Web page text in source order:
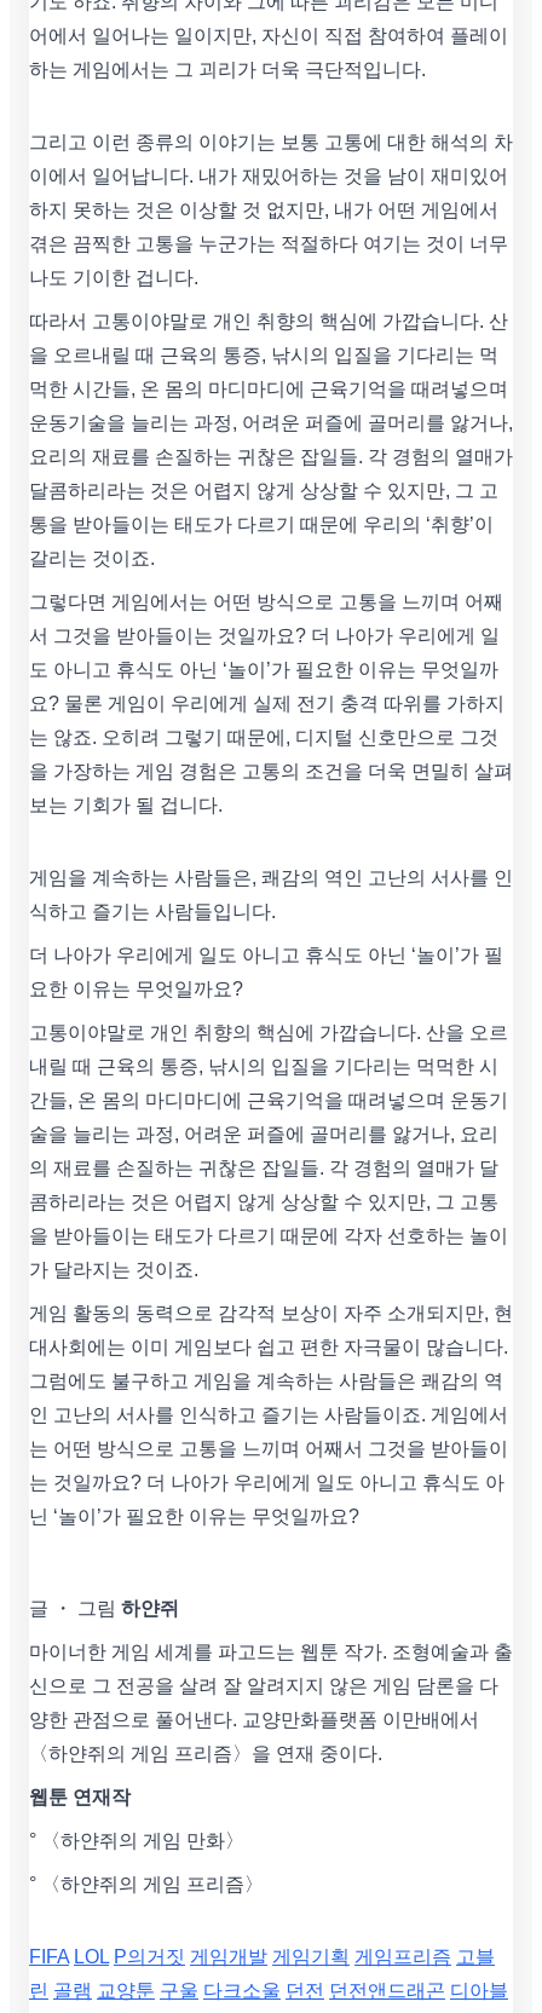
어에서 일어나는 일이지만, 자신이 직접 참여하여 플레이
하는 게임에서는 그 괴리가 더욱 극단적입니다.
그리고 이런 종류의 이야기는 보통 고통에 대한 해석의 차
이에서 일어납니다. 내가 재밌어하는 것을 남이 재미있어
하지 못하는 것은 이상할 것 없지만, 내가 어떤 게임에서
겪은 끔찍한 고통을 누군가는 적절하다 여기는 것이 너무
나도 기이한 겁니다.
따라서 고통이야말로 개인 취향의 핵심에 가깝습니다. 산
을 오르내릴 때 근육의 통증, 낚시의 입질을 기다리는 먹
먹한 시간들, 온 몸의 마디마디에 근육기억을 때려넣으며
운동기술을 늘리는 과정, 어려운 퍼즐에 골머리를 앓거나,
요리의 재료를 손질하는 귀찮은 잡일들. 각 경험의 열매가
달콤하리라는 것은 어렵지 않게 상상할 수 있지만, 그 고
통을 받아들이는 태도가 다르기 때문에 우리의 ‘취향’이
갈리는 것이죠.
그렇다면 게임에서는 어떤 방식으로 고통을 느끼며 어째
서 그것을 받아들이는 것일까요? 더 나아가 우리에게 일
도 아니고 휴식도 아닌 ‘놀이’가 필요한 이유는 무엇일까
요? 물론 게임이 우리에게 실제 전기 충격 따위를 가하지
는 않죠. 오히려 그렇기 때문에, 디지털 신호만으로 그것
을 가장하는 게임 경험은 고통의 조건을 더욱 면밀히 살펴
보는 기회가 될 겁니다.
게임을 계속하는 사람들은, 쾌감의 역인 고난의 서사를 인
식하고 즐기는 사람들입니다.
더 나아가 우리에게 일도 아니고 휴식도 아닌 ‘놀이’가 필
요한 이유는 무엇일까요?
고통이야말로 개인 취향의 핵심에 가깝습니다. 산을 오르
내릴 때 근육의 통증, 낚시의 입질을 기다리는 먹먹한 시
간들, 온 몸의 마디마디에 근육기억을 때려넣으며 운동기
술을 늘리는 과정, 어려운 퍼즐에 골머리를 앓거나, 요리
의 재료를 손질하는 귀찮은 잡일들. 각 경험의 열매가 달
콤하리라는 것은 어렵지 않게 상상할 수 있지만, 그 고통
을 받아들이는 태도가 다르기 때문에 각자 선호하는 놀이
가 달라지는 것이죠.
게임 활동의 동력으로 감각적 보상이 자주 소개되지만, 현
대사회에는 이미 게임보다 쉽고 편한 자극물이 많습니다.
그럼에도 불구하고 게임을 계속하는 사람들은 쾌감의 역
인 고난의 서사를 인식하고 즐기는 사람들이죠. 게임에서
는 어떤 방식으로 고통을 느끼며 어째서 그것을 받아들이
는 것일까요? 더 나아가 우리에게 일도 아니고 휴식도 아
닌 ‘놀이’가 필요한 이유는 무엇일까요?
글 ・ 그림 하얀쥐
마이너한 게임 세계를 파고드는 웹툰 작가. 조형예술과 출
신으로 그 전공을 살려 잘 알려지지 않은 게임 담론을 다
양한 관점으로 풀어낸다. 교양만화플랫폼 이만배에서
〈하얀쥐의 게임 프리즘〉을 연재 중이다.
웹툰 연재작
° 〈하얀쥐의 게임 만화〉
° 〈하얀쥐의 게임 프리즘〉
FIFA LOL P의거짓 게임개발 게임기획 게임프리즘 고블
린 골램 교양툰 구울 다크소울 던전 던전앤드래곤 디아블